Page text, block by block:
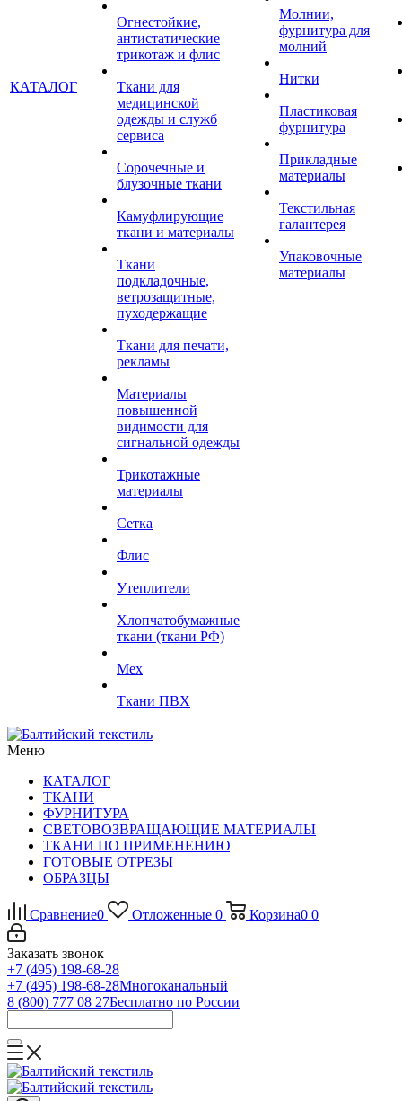
КАТАЛОГ
Огнестойкие,
антистатические
трикотаж и флис
Ткани для
медицинской
одежды и служб
сервиса
Сорочечные и
блузочные ткани
Камуфлирующие
ткани и материалы
Ткани
подкладочные,
ветрозащитные,
пуходержащие
Ткани для печати,
рекламы
Материалы
повышенной
видимости для
сигнальной одежды
Трикотажные
материалы
Сетка
Флис
Утеплители
Хлопчатобумажные
ткани (ткани РФ)
Мех
Ткани ПВХ
Молнии,
фурнитура для
молний
Нитки
Пластиковая
фурнитура
Прикладные
материалы
Текстильная
галантерея
Упаковочные
материалы
Меню
КАТАЛОГ
ТКАНИ
ФУРНИТУРА
СВЕТОВОЗВРАЩАЮЩИЕ МАТЕРИАЛЫ
ТКАНИ ПО ПРИМЕНЕНИЮ
ГОТОВЫЕ ОТРЕЗЫ
ОБРАЗЦЫ
Сравнение0 Отложенные 0 Корзина0 0
Заказать звонок
+7 (495) 198-68-28
+7 (495) 198-68-28Многоканальный
8 (800) 777 08 27Бесплатно по России